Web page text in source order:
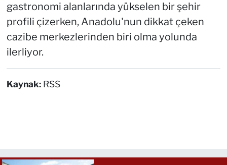
gastronomi alanlarında yükselen bir şehir
profili çizerken, Anadolu'nun dikkat çeken
cazibe merkezlerinden biri olma yolunda
ilerliyor.
Kaynak: RSS